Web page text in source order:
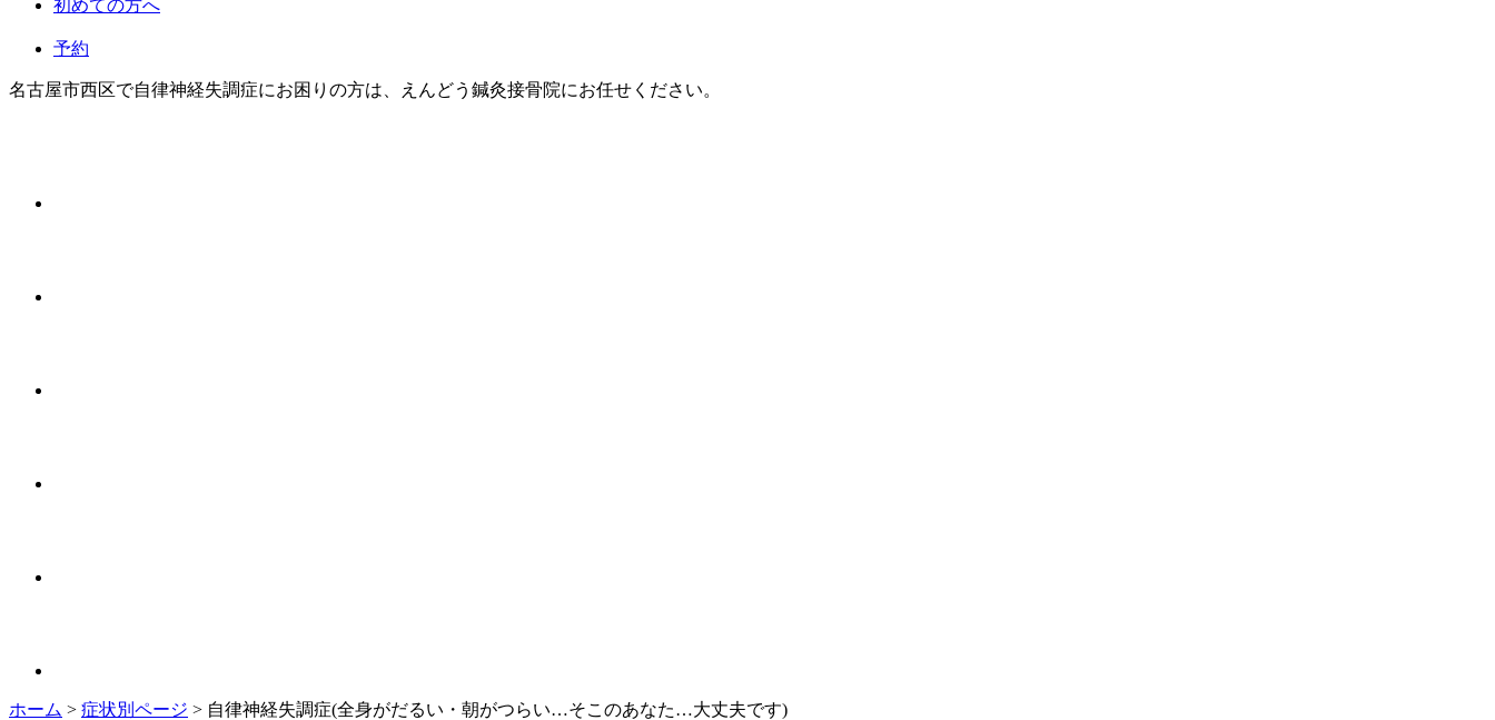
初めての方へ
予約
名古屋市西区で自律神経失調症にお困りの方は、えんどう鍼灸接骨院にお任せください。
ホーム > 症状別ページ > 自律神経失調症(全身がだるい・朝がつらい…そこのあなた…大丈夫です)